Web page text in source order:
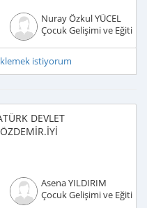
Nuray Özkul YÜCEL
Çocuk Gelişimi ve
istiyorum
DEVLET
Asena YILDIRIM
Çocuk Gelişimi ve